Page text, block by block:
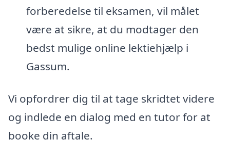
forberedelse til eksamen, vil målet
være at sikre, at du modtager den
bedst mulige online lektiehjælp i
Gassum.
Vi opfordrer dig til at tage skridtet videre
og indlede en dialog med en tutor for at
booke din aftale.